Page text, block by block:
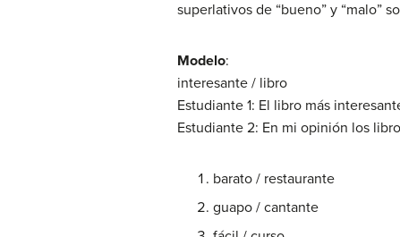
superlativos de “bueno” y “malo”
Modelo:
interesante / libro
Estudiante 1: El libro más
Estudiante 2: En mi opinión los
barato / restaurante
guapo / cantante